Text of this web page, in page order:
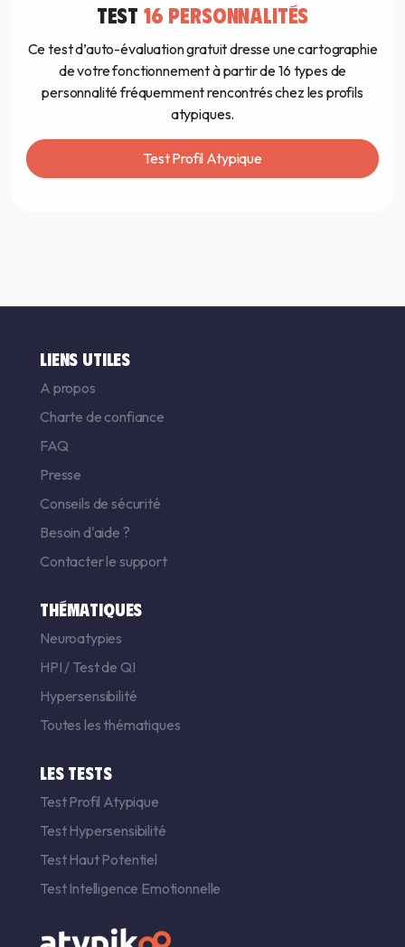
TEST 16 PERSONNALITÉS
Ce test d’auto-évaluation gratuit dresse une cartographie
de votre fonctionnement à partir de 16 types de
personnalité fréquemment rencontrés chez les profils
atypiques.
Test Profil Atypique
LIENS UTILES
A propos
Charte de confiance
FAQ
Presse
Conseils de sécurité
Besoin d'aide ?
Contacter le support
THÉMATIQUES
Neuroatypies
HPI / Test de QI
Hypersensibilité
Toutes les thématiques
LES TESTS
Test Profil Atypique
Test Hypersensibilité
Test Haut Potentiel
Test Intelligence Emotionnelle